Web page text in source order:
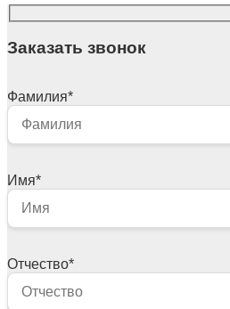
Заказать звонок
Фамилия*
Имя*
Отчество*